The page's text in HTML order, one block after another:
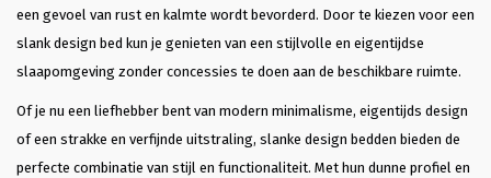
een gevoel van rust en kalmte wordt bevorderd. Door te kiezen voor een
slank design bed kun je genieten van een stijlvolle en eigentijdse
slaapomgeving zonder concessies te doen aan de beschikbare ruimte.
Of je nu een liefhebber bent van modern minimalisme, eigentijds design
of een strakke en verfijnde uitstraling, slanke design bedden bieden de
perfecte combinatie van stijl en functionaliteit. Met hun dunne profiel en